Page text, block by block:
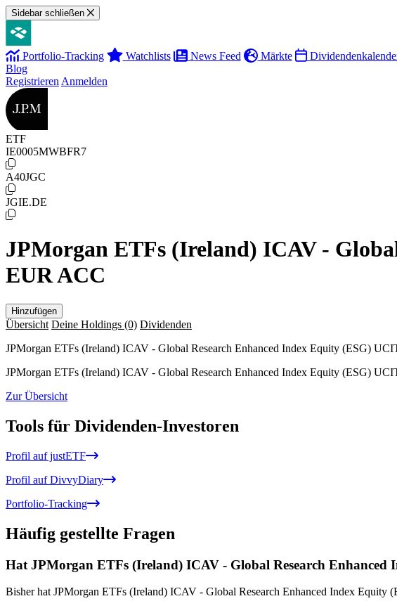
Sidebar schließen
Portfolio-Tracking Watchlists News Feed Märkte
Blog
Registrieren Anmelden
ETF
IE0005MWBFR7
A40JGC
JGIE.DE
JPMorgan ETFs (Ireland) ICAV -
EUR ACC
Hinzufügen
Übersicht Deine Holdings (0) Dividenden
JPMorgan ETFs (Ireland) ICAV - Global Research Enhanced Index Equity (ESG)
JPMorgan ETFs (Ireland) ICAV - Global Research Enhanced Index Equity (ESG)
Zur Übersicht
Tools für Dividenden-Investoren
Profil auf justETF
Profil auf DivvyDiary
Portfolio-Tracking
Häufig gestellte Fragen
Hat JPMorgan ETFs (Ireland) ICAV - Global Research Enhanced
Bisher hat JPMorgan ETFs (Ireland) ICAV - Global Research Enhanced Index